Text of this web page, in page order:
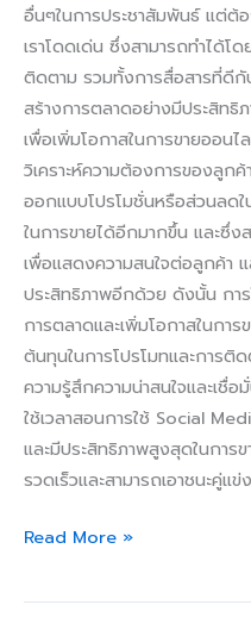
อื่นๆในการประชาสัมพันธ์ แต่ต้
เราโดดเด่น ซึ่งสามารถทำได้โด
ติดตาม รวมทั้งการสื่อสารที่ดีกั
สร้างการตลาดอย่างมีประสิท
เพื่อเพิ่มโอกาสในการขายออน
วิเคราะห์ความต้องการของลูก
ออกแบบโปรโมชั่นหรือส่วนลดใ
ในการขายได้อีกมากขึ้น และซึ่
เพื่อแสดงความสนใจต่อลูกค้า
ประสิทธิภาพอีกด้วย ดังนั้น กา
การตลาดและเพิ่มโอกาสในกา
ต้นทุนในการโปรโมทและการ
ความรู้สึกความน่าสนใจและเชื่
ใช้เวลาสอนการใช้ Social
และมีประสิทธิภาพสูงสุดในการ
รวดเร็วและสามารถเอาชนะคู่
Read More »